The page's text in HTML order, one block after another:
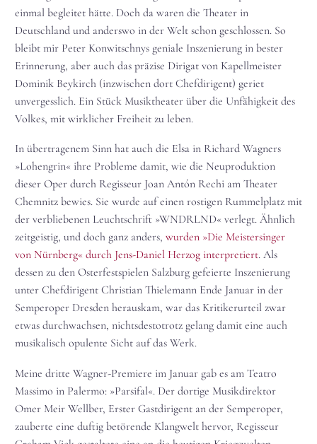
einmal begleitet hätte. Doch da waren die Theater in
Deutschland und anderswo in der Welt schon geschlossen. So
bleibt mir Peter Konwitschnys geniale Inszenierung in bester
Erinnerung, aber auch das präzise Dirigat von Kapellmeister
Dominik Beykirch (inzwischen dort Chefdirigent) geriet
unvergesslich. Ein Stück Musiktheater über die Unfähigkeit des
Volkes, mit wirklicher Freiheit zu leben.
In übertragenem Sinn hat auch die Elsa in Richard Wagners
»Lohengrin« ihre Probleme damit, wie die Neuproduktion
dieser Oper durch Regisseur Joan Antón Rechi am Theater
Chemnitz bewies. Sie wurde auf einen rostigen Rummelplatz mit
der verbliebenen Leuchtschrift »WNDRLND« verlegt. Ähnlich
zeitgeistig, und doch ganz anders, wurden »Die Meistersinger
von Nürnberg« durch Jens-Daniel Herzog interpretiert. Als
dessen zu den Osterfestspielen Salzburg gefeierte Inszenierung
unter Chefdirigent Christian Thielemann Ende Januar in der
Semperoper Dresden herauskam, war das Kritikerurteil zwar
etwas durchwachsen, nichtsdestotrotz gelang damit eine auch
musikalisch opulente Sicht auf das Werk.
Meine dritte Wagner-Premiere im Januar gab es am Teatro
Massimo in Palermo: »Parsifal«. Der dortige Musikdirektor
Omer Meir Wellber, Erster Gastdirigent an der Semperoper,
zauberte eine duftig betörende Klangwelt hervor, Regisseur